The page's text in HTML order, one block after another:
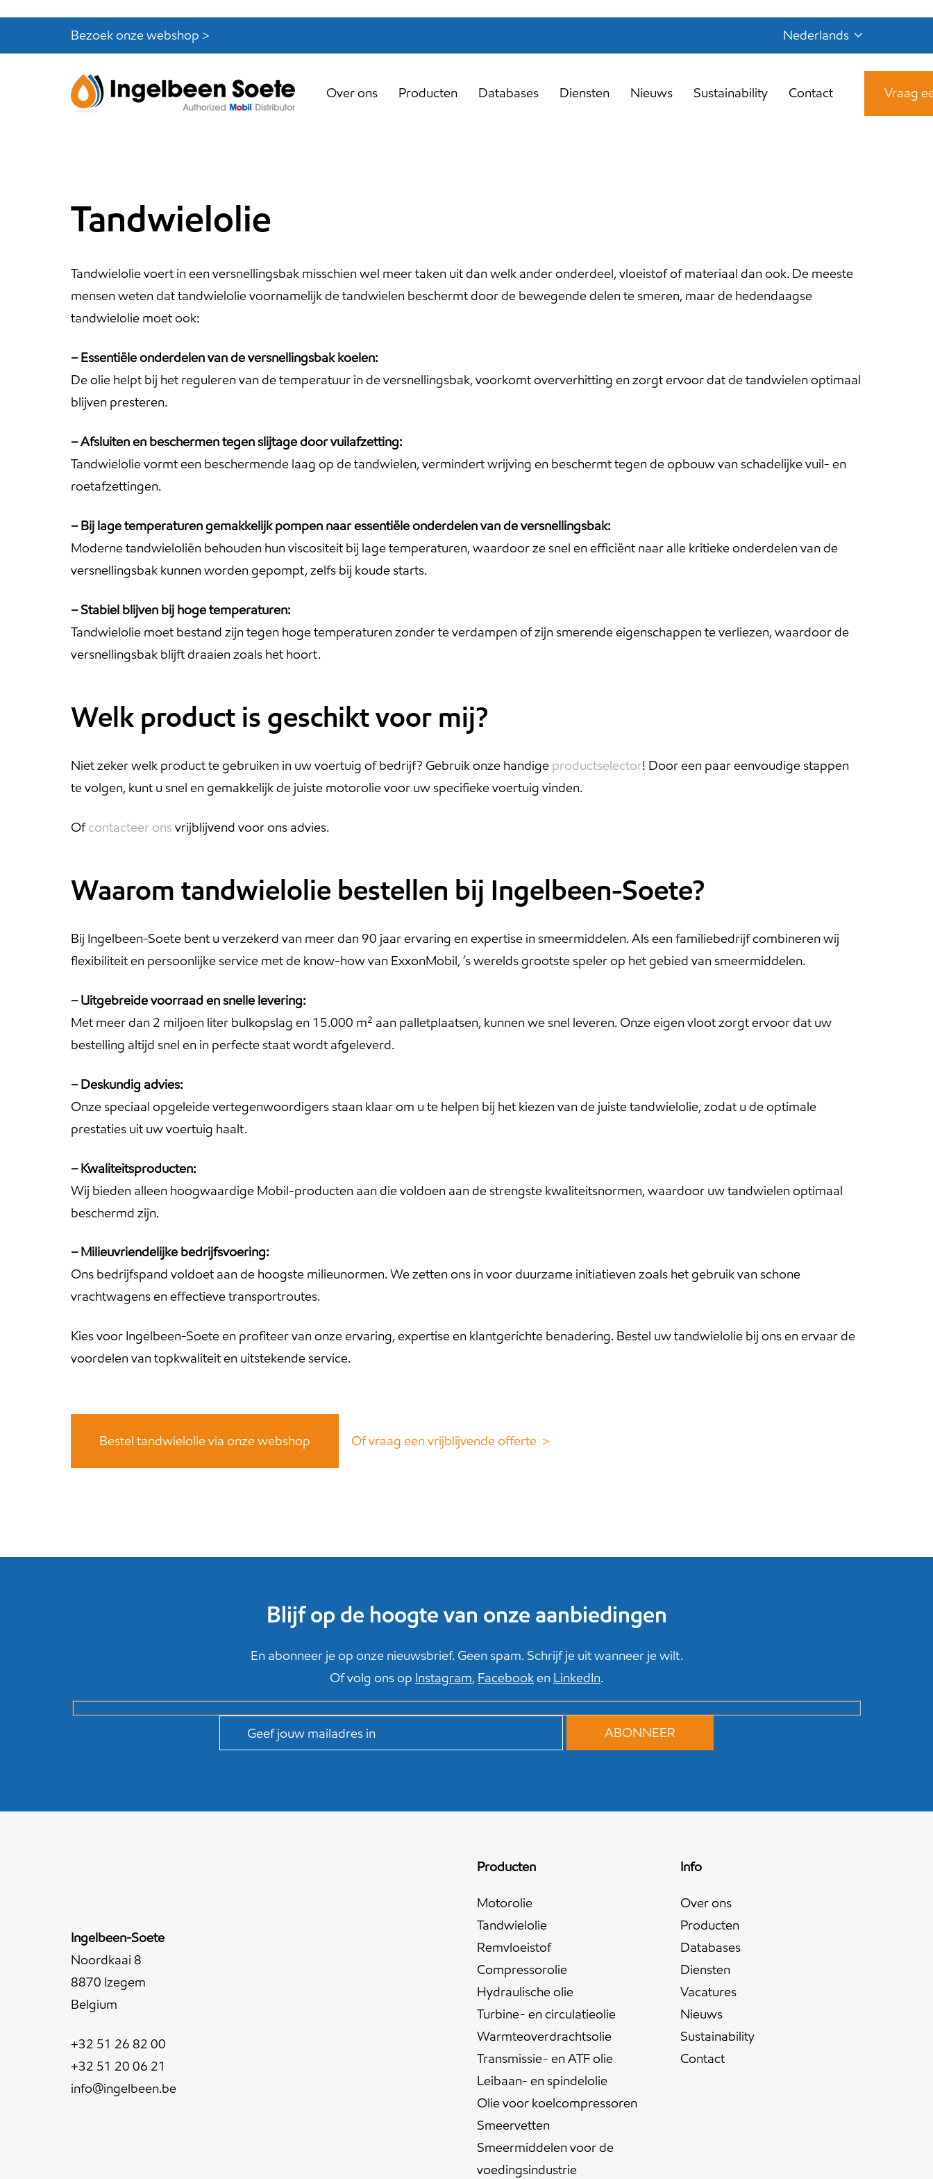
content
Bezoek onze webshop > Nederlands
Over ons Producten Databases Diensten Nieuws Sustainability Contact Vraag
Tandwielolie
Tandwielolie voert in een versnellingsbak misschien wel meer taken uit dan welk ander onderdeel, vloeistof of materiaal dan ook. De meeste
mensen weten dat tandwielolie voornamelijk de tandwielen beschermt door de bewegende delen te smeren, maar de hedendaagse
tandwielolie moet ook:
– Essentiële onderdelen van de versnellingsbak koelen:
De olie helpt bij het reguleren van de temperatuur in de versnellingsbak, voorkomt oververhitting en zorgt ervoor dat de tandwielen optimaal
blijven presteren.
– Afsluiten en beschermen tegen slijtage door vuilafzetting:
Tandwielolie vormt een beschermende laag op de tandwielen, vermindert wrijving en beschermt tegen de opbouw van schadelijke vuil- en
roetafzettingen.
– Bij lage temperaturen gemakkelijk pompen naar essentiële onderdelen van de versnellingsbak:
Moderne tandwieloliën behouden hun viscositeit bij lage temperaturen, waardoor ze snel en efficiënt naar alle kritieke onderdelen van de
versnellingsbak kunnen worden gepompt, zelfs bij koude starts.
– Stabiel blijven bij hoge temperaturen:
Tandwielolie moet bestand zijn tegen hoge temperaturen zonder te verdampen of zijn smerende eigenschappen te verliezen, waardoor de
versnellingsbak blijft draaien zoals het hoort.
Welk product is geschikt voor mij?
Niet zeker welk product te gebruiken in uw voertuig of bedrijf? Gebruik onze handige productselector! Door een paar eenvoudige stappen
te volgen, kunt u snel en gemakkelijk de juiste motorolie voor uw specifieke voertuig vinden.
Ofcontacteer onsvrijblijvend voor ons advies.
Waarom tandwielolie bestellen bij Ingelbeen-Soete?
Bij Ingelbeen-Soete bent u verzekerd van meer dan 90 jaar ervaring en expertise in smeermiddelen. Als een familiebedrijf combineren wij
flexibiliteit en persoonlijke service met de know-how van ExxonMobil, ’s werelds grootste speler op het gebied van smeermiddelen.
– Uitgebreide voorraad en snelle levering:
Met meer dan 2 miljoen liter bulkopslag en 15.000 m² aan palletplaatsen, kunnen we snel leveren. Onze eigen vloot zorgt ervoor dat uw
bestelling altijd snel en in perfecte staat wordt afgeleverd.
– Deskundig advies:
Onze speciaal opgeleide vertegenwoordigers staan klaar om u te helpen bij het kiezen van de juiste tandwielolie, zodat u de optimale
prestaties uit uw voertuig haalt.
– Kwaliteitsproducten:
Wij bieden alleen hoogwaardige Mobil-producten aan die voldoen aan de strengste kwaliteitsnormen, waardoor uw tandwielen optimaal
beschermd zijn.
– Milieuvriendelijke bedrijfsvoering:
Ons bedrijfspand voldoet aan de hoogste milieunormen. We zetten ons in voor duurzame initiatieven zoals het gebruik van schone
vrachtwagens en effectieve transportroutes.
Kies voor Ingelbeen-Soete en profiteer van onze ervaring, expertise en klantgerichte benadering. Bestel uw tandwielolie bij ons en ervaar de
voordelen van topkwaliteit en uitstekende service.
Bestel tandwielolie via onze webshop Of vraag een vrijblijvende offerte ＞
Blijf op de hoogte van onze aanbiedingen
En abonneer je op onze nieuwsbrief. Geen spam. Schrijf je uit wanneer je wilt.
Of volg ons op Instagram, Facebooken LinkedIn.
Ingelbeen-Soete
Noordkaai 8
8870 Izegem
Belgium
+32 51 26 82 00
+32 51 20 06 21
info@ingelbeen.be
Producten
Motorolie
Tandwielolie
Remvloeistof
Compressorolie
Hydraulische olie
Turbine- en circulatieolie
Warmteoverdrachtsolie
Transmissie- en ATF olie
Leibaan- en spindelolie
Olie voor koelcompressoren
Smeervetten
Smeermiddelen voor de
voedingsindustrie
Info
Over ons
Producten
Databases
Diensten
Vacatures
Nieuws
Sustainability
Contact